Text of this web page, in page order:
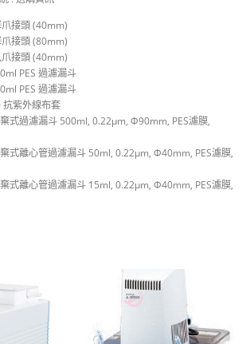
接頭 (40mm)
接頭 (80mm)
接頭 (40mm)
PES 過濾漏斗
PES 過濾漏斗
紫外線布套
式過濾漏斗 500ml, 0.22μm, Φ90mm, PES濾膜,
式離心管過濾漏斗 50ml, 0.22μm, Φ40mm, PES濾膜,
式離心管過濾漏斗 15ml, 0.22μm, Φ40mm, PES濾膜,